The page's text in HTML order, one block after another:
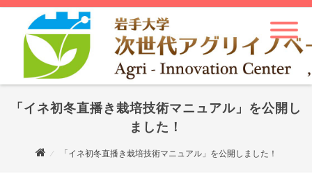
「イネ初冬直播き栽培技術マニュアル」を公開し
ました！
「イネ初冬直播き栽培技術マニュアル」を公開しました！